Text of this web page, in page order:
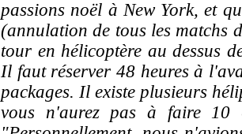
passions noël à New York, et
(annulation de tous les matchs
tour en hélicoptère au dessus
Il faut réserver 48 heures à
packages. Il existe plusieurs
vous n'aurez pas à faire 10